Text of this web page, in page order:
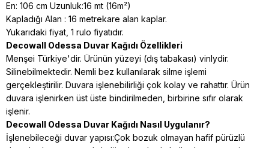
En: 106 cm Uzunluk:16 mt (16m²)
Kapladığı Alan : 16 metrekare alan kaplar.
Yukarıdaki fiyat, 1 rulo fiyatıdır.
Decowall Odessa Duvar Kağıdı Özellikleri
Menşei Türkiye'dir. Ürünün yüzeyi (dış tabakası) vinlydir.
Silinebilmektedir. Nemli bez kullanılarak silme işlemi
gerçekleştirilir. Duvara işlenebilirliği çok kolay ve rahattır. Ürün
duvara işlenirken üst üste bindirilmeden, birbirine sıfır olarak
işlenir.
Decowall Odessa Duvar Kağıdı Nasıl Uygulanır?
İşlenebileceği duvar yapısı:Çok bozuk olmayan hafif pürüzlü